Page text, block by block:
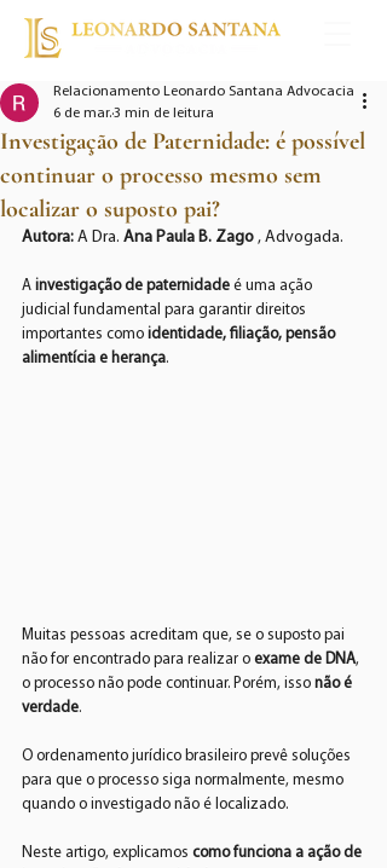
Investigação de Paternidade: é possível
continuar o processo mesmo sem
localizar o suposto pai?
Relacionamento Leonardo Santana Advocacia
6 de mar.3 min de leitura
Autora: A Dra. Ana Paula B. Zago , Advogada.
A investigação de paternidade é uma ação
judicial fundamental para garantir direitos
importantes como identidade, filiação, pensão
alimentícia e herança.
Muitas pessoas acreditam que, se o suposto pai
não for encontrado para realizar o exame de DNA,
o processo não pode continuar. Porém, isso não é
verdade.
O ordenamento jurídico brasileiro prevê soluções
para que o processo siga normalmente, mesmo
quando o investigado não é localizado.
Neste artigo, explicamos como funciona a ação de